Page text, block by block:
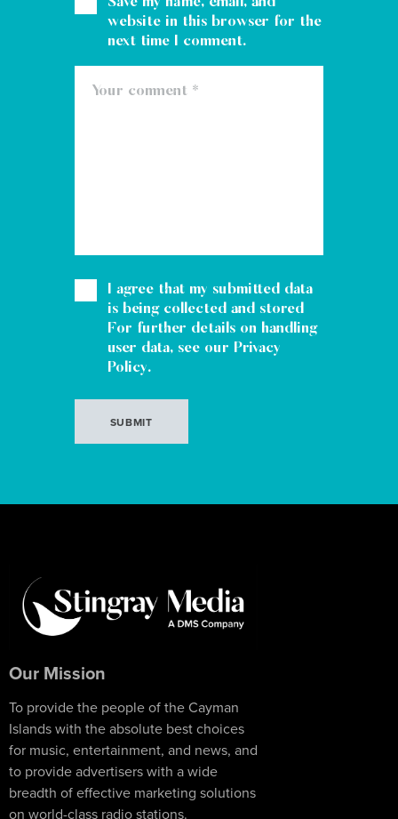
website in this browser for the
next time I comment.
I agree that my submitted data
is being collected and stored
For further details on handling
user data, see our Privacy
Policy.
Our Mission
To provide the people of the Cayman
Islands with the absolute best choices
for music, entertainment, and news, and
to provide advertisers with a wide
breadth of effective marketing solutions
on world-class radio stations.